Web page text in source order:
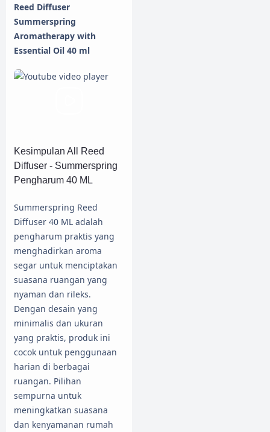
Reed Diffuser
Summerspring
Aromatherapy with
Essential Oil 40 ml
Kesimpulan All Reed
Diffuser - Summerspring
Pengharum 40 ML
Summerspring Reed
Diffuser 40 ML adalah
pengharum praktis yang
menghadirkan aroma
segar untuk menciptakan
suasana ruangan yang
nyaman dan rileks.
Dengan desain yang
minimalis dan ukuran
yang praktis, produk ini
cocok untuk penggunaan
harian di berbagai
ruangan. Pilihan
sempurna untuk
meningkatkan suasana
dan kenyamanan rumah